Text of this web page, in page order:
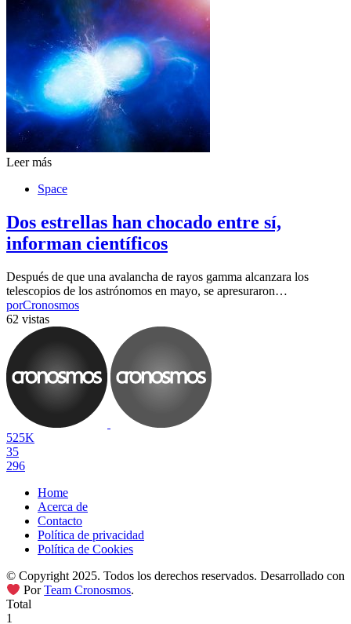
Leer más
Space
Dos estrellas han chocado entre sí,
informan científicos
Después de que una avalancha de rayos gamma alcanzara los
telescopios de los astrónomos en mayo, se apresuraron…
porCronosmos
62 vistas
525K
35
296
Home
Acerca de
Contacto
Política de privacidad
Política de Cookies
© Copyright 2025. Todos los derechos reservados. Desarrollado con
PorTeam Cronosmos.
Total
1